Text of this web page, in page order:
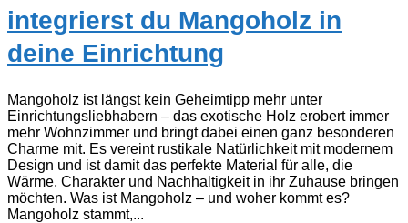
integrierst du Mangoholz in
deine Einrichtung
Mangoholz ist längst kein Geheimtipp mehr unter
Einrichtungsliebhabern – das exotische Holz erobert immer
mehr Wohnzimmer und bringt dabei einen ganz besonderen
Charme mit. Es vereint rustikale Natürlichkeit mit modernem
Design und ist damit das perfekte Material für alle, die
Wärme, Charakter und Nachhaltigkeit in ihr Zuhause bringen
möchten. Was ist Mangoholz – und woher kommt es?
Mangoholz stammt,...